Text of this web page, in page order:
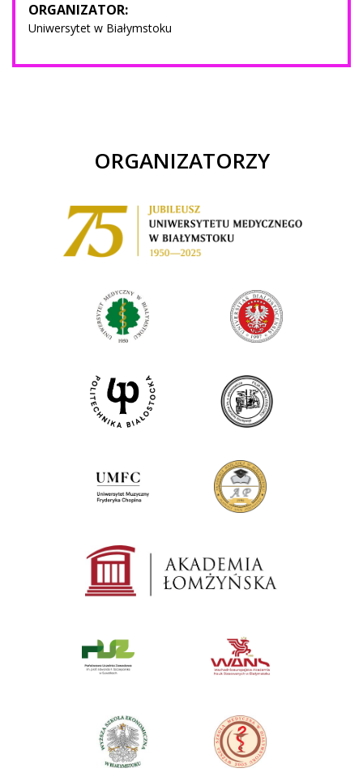
ORGANIZATOR:
Uniwersytet w Białymstoku
ORGANIZATORZY